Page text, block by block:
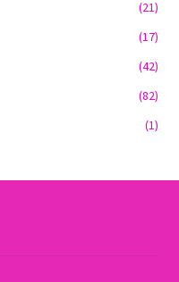
(21)
(17)
(42)
(82)
(1)